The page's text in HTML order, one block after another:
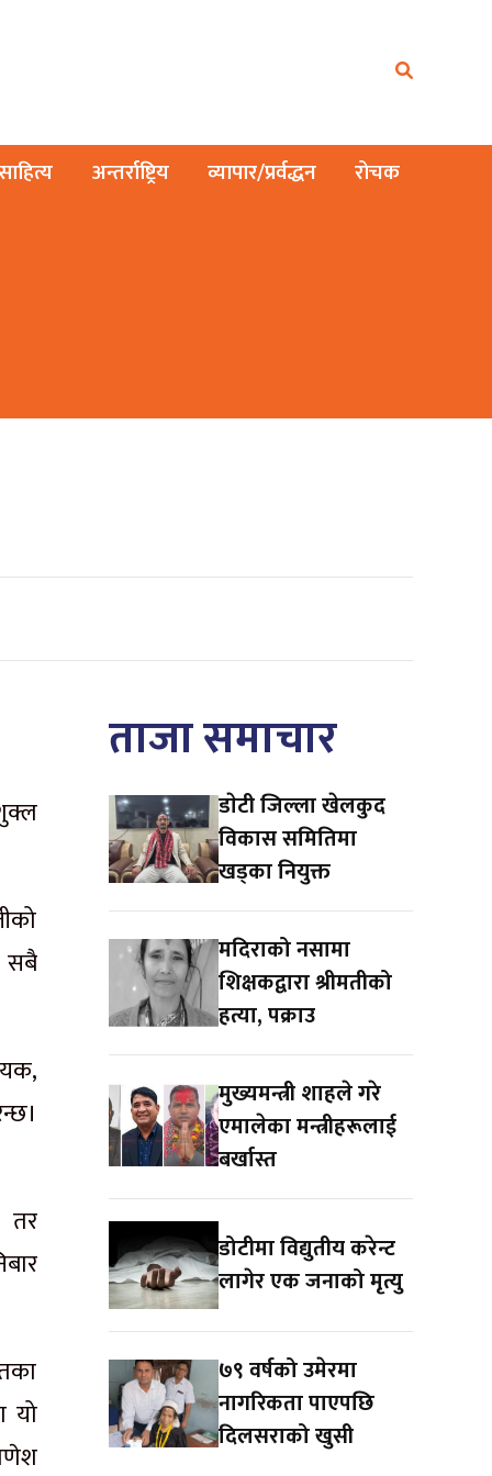
अन्तर्राष्ट्रिय व्यापार/प्रर्वद्धन रोचक
सबै
तर
यो
ताजा समाचार
डाेटी जिल्ला खेलकुद
विकास समितिमा
खड्का नियुक्त
मदिराको नसामा
शिक्षकद्वारा श्रीमतीको
हत्या, पक्राउ
मुख्यमन्त्री शाहले गरे
एमालेका मन्त्रीहरूलाई
बर्खास्त
डोटीमा विद्युतीय करेन्ट
लागेर एक जनाको मृत्यु
७९ वर्षको उमेरमा
नागरिकता पाएपछि
दिलसराको खुसी